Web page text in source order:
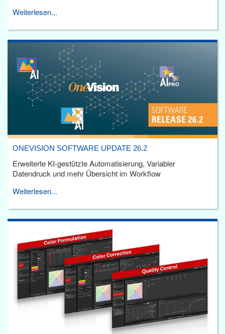
Weiterlesen...
ONEVISION SOFTWARE UPDATE 26.2
Erweiterte KI-gestützte Automatisierung, Variabler
Datendruck und mehr Übersicht im Workflow
Weiterlesen...